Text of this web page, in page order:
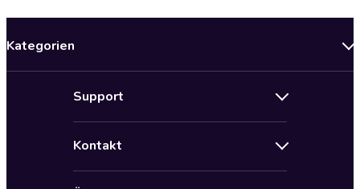
Kategorien
Support
AGB für Audioteka Abo
Kontakt